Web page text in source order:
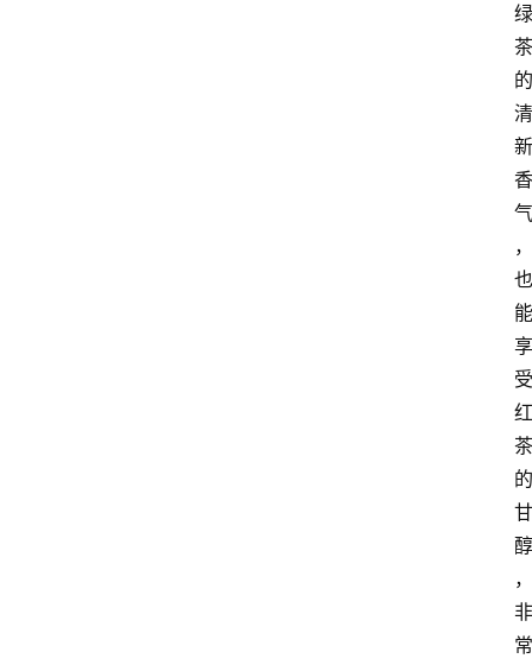
绿
茶
的
清
新
香
气
，
也
能
享
受
红
茶
的
甘
醇
，
非
常